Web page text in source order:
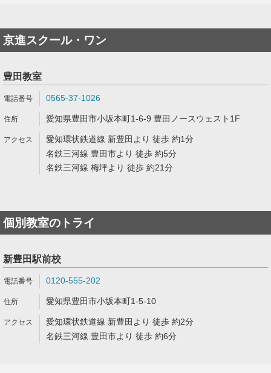
京進スクール・ワン
豊田教室
0565-37-1026
愛知県豊田市小坂本町1-6-9 豊田ノースウェスト1F
愛知環状鉄道線 新豊田より 徒歩 約1分
名鉄三河線 豊田市より 徒歩 約5分
名鉄三河線 梅坪より 徒歩 約21分
個別教室のトライ
新豊田駅前校
0120-555-202
愛知県豊田市小坂本町1-5-10
愛知環状鉄道線 新豊田より 徒歩 約2分
名鉄三河線 豊田市より 徒歩 約6分